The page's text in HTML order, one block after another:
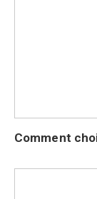
Comment